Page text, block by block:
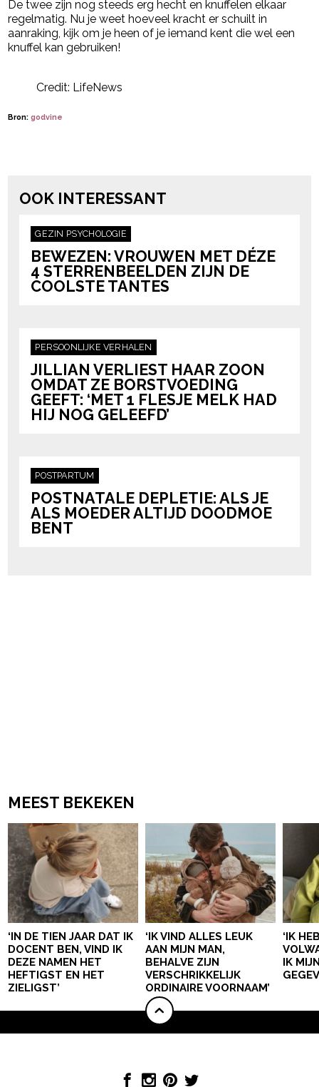
De twee zijn nog steeds erg hecht en knuffelen elkaar
regelmatig. Nu je weet hoeveel kracht er schuilt in
aanraking, kijk om je heen of je iemand kent die wel een
knuffel kan gebruiken!
Credit: LifeNews
Bron:godvine
OOK INTERESSANT
GEZIN PSYCHOLOGIE
BEWEZEN: VROUWEN MET DÉZE
4 STERRENBEELDEN ZIJN DE
COOLSTE TANTES
PERSOONLIJKE VERHALEN
JILLIAN VERLIEST HAAR ZOON
OMDAT ZE BORSTVOEDING
GEEFT: ‘MET 1 FLESJE MELK HAD
HIJ NOG GELEEFD’
POSTPARTUM
POSTNATALE DEPLETIE: ALS JE
ALS MOEDER ALTIJD DOODMOE
BENT
MEEST BEKEKEN
‘IN DE TIEN JAAR DAT IK
DOCENT BEN, VIND IK
DEZE NAMEN HET
HEFTIGST EN HET
ZIELIGST’
‘IK VIND ALLES LEUK
AAN MIJN MAN,
BEHALVE ZIJN
VERSCHRIKKELIJK
ORDINAIRE VOORNAAM’
‘IK
IK